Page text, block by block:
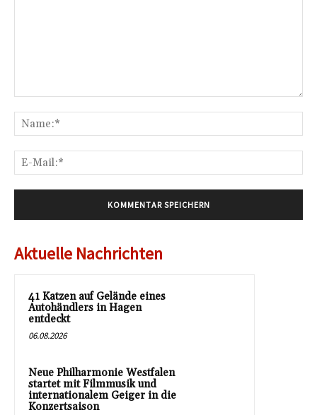
Aktuelle Nachrichten
41 Katzen auf Gelände eines
Autohändlers in Hagen
entdeckt
06.08.2026
Neue Philharmonie Westfalen
startet mit Filmmusik und
internationalem Geiger in die
Konzertsaison